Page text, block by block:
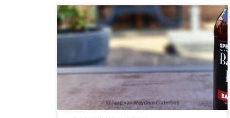
Brouwerij de Molen is vooral bekend van de
opvallende namen. Sinds 2019 volledig in handen van
Swinckels Family Brewers. Contrast. Tegenstelling.
Polarisatie. Dit zijn de sleutelwoorden van de
brouwerij. Bij […]